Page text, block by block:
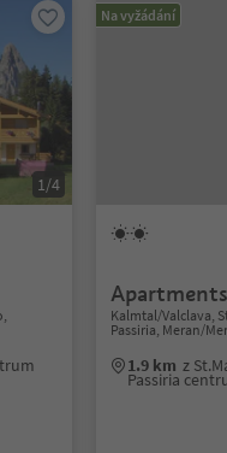
1/4
Na vyžádání
Kalmtal/Valclava,
Passiria, Meran/
1.9 km z
Passiria